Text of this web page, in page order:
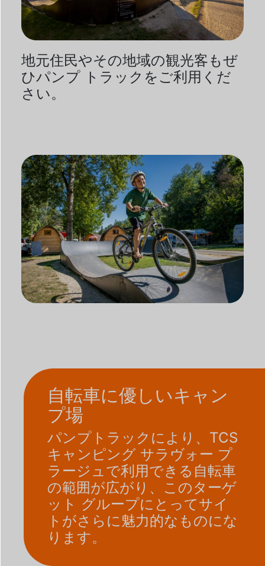
地元住民やその地域の観光客もぜ
ひパンプ トラックをご利用くだ
さい。
自転車に優しいキャン
プ場
パンプトラックにより、TCS
キャンピング サラヴォー プ
ラージュで利用できる自転車
の範囲が広がり、このターゲ
ット グループにとってサイ
トがさらに魅力的なものにな
ります。